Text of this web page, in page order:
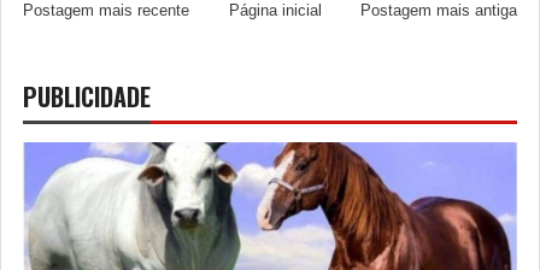
Postagem mais recente Postagem mais antiga
Página inicial
PUBLICIDADE